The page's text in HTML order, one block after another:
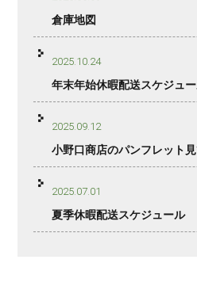
倉庫地図
2025.10.24
年末年始休暇配送スケジュ
2025.09.12
小野口商店のパンフレット見
2025.07.01
夏季休暇配送スケジュール